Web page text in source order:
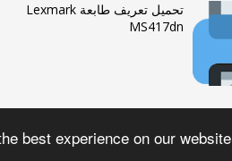
best experience on our website
تحميل تعريف طابعة Lexmark
MS417dn
فهرس الموقع|راسلناFawrytech